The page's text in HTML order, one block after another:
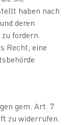
haben nach
deren
fordern.
Recht, eine
gem. Art. 7
zu widerrufen.